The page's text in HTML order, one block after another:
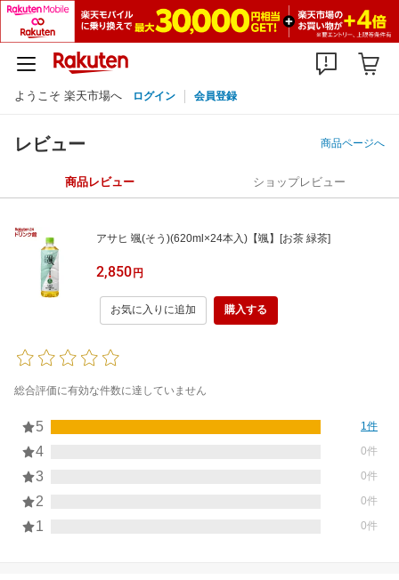
ようこそ 楽天市場へ ログイン 会員登録
レビュー 商品ページへ
商品レビュー ショップレビュー
アサヒ 颯(そう)(620ml×24本入)【颯】[お茶 緑茶]
2,850円
お気に入りに追加 購入する
総合評価に有効な件数に達していません
5 1件
4 0件
3 0件
2 0件
1 0件